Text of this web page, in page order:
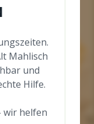
Mahlisch
und
Hilfe.
wir helfen